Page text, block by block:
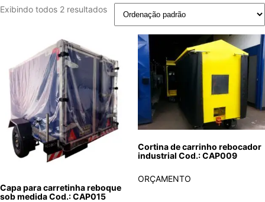
Exibindo todos 2 resultados
Capa para carretinha reboque
sob medida Cod.: CAP015
Cortina de carrinho rebocador
industrial Cod.: CAP009
ORÇAMENTO